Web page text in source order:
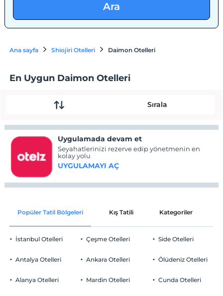
Ara
Ana sayfa Shiojiri Otelleri Daimon Otelleri
En Uygun Daimon Otelleri
Sırala
Uygulamada devam et
Seyahatlerinizi rezerve edip yönetmenin en
kolay yolu
UYGULAMAYI AÇ
Popüler Tatil Bölgeleri Kış Tatili Kategoriler
İstanbul Otelleri
Antalya Otelleri
Alanya Otelleri
Çeşme Otelleri
Ankara Otelleri
Mardin Otelleri
Side Otelleri
Ölüdeniz Otelleri
Cunda Otelleri